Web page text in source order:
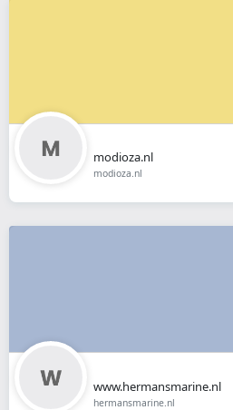
modioza.nl
modioza.nl
www.hermansmarine.nl
hermansmarine.nl